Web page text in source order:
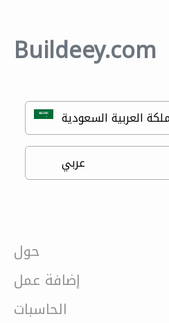
Buildeey.com
حول
إضافة عمل
الحاسبات